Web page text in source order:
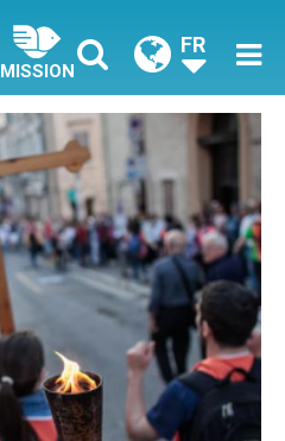
MISSION
FR